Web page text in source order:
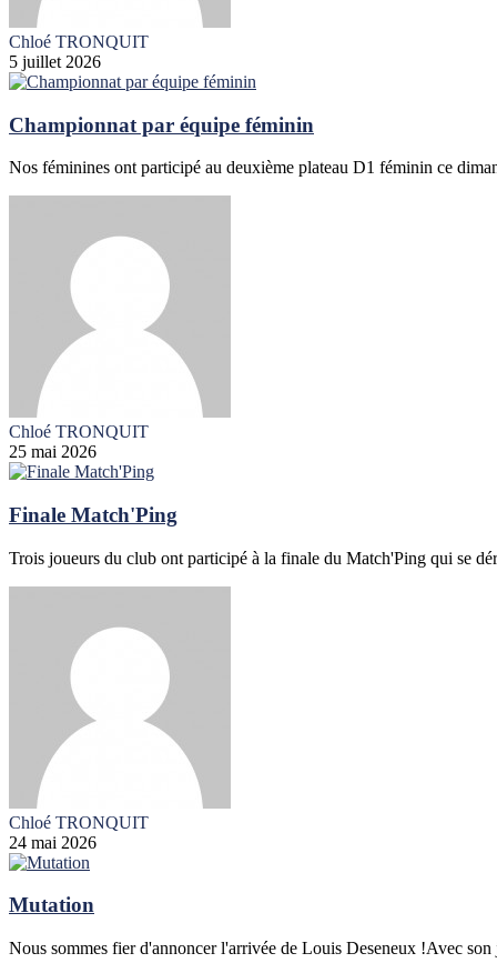
Chloé TRONQUIT
5 juillet 2026
Championnat par équipe féminin
Nos féminines ont participé au deuxième plateau D1 féminin ce
Chloé TRONQUIT
25 mai 2026
Finale Match'Ping
Trois joueurs du club ont participé à la finale du Match'Ping qui se
Chloé TRONQUIT
24 mai 2026
Mutation
Nous sommes fier d'annoncer l'arrivée de Louis Deseneux !Avec son